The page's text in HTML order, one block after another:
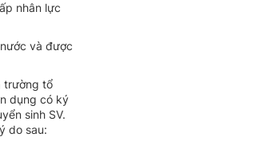
nhân lực
và được
trường tổ
dụng có ký
sinh SV.
do sau: